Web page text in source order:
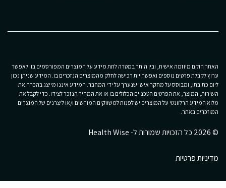
האתר הוקם מיוזמה אישית, ובין היתר במטרה לתת מידע על המוצרים המפורסמים בו ולאפשר
ערוץ לקבלת פרטים נוספים ואפשרויות רכישה לחלק מהמוצרים הנזכרים בו. המידע שניתן נכון
ליום כתיבתו, ומבוסס על מחקר אישי שנערך על ידי המחבר. המידע איננו מייצג בהכרח את
השירות, המוצר, את הפרטים הטכניים הכלולים בו או את המחיר הנזכר לצידו. כדי לקבל את
מלוא המידע הרלוונטי על המוצרים יש לפנות למשווקים המורשים ו/או ליצרנים של המוצרים
המוזכרים באתר.
© 2026 כל הזכויות שמורות ל- Health Wise
מדיניות פרטיות